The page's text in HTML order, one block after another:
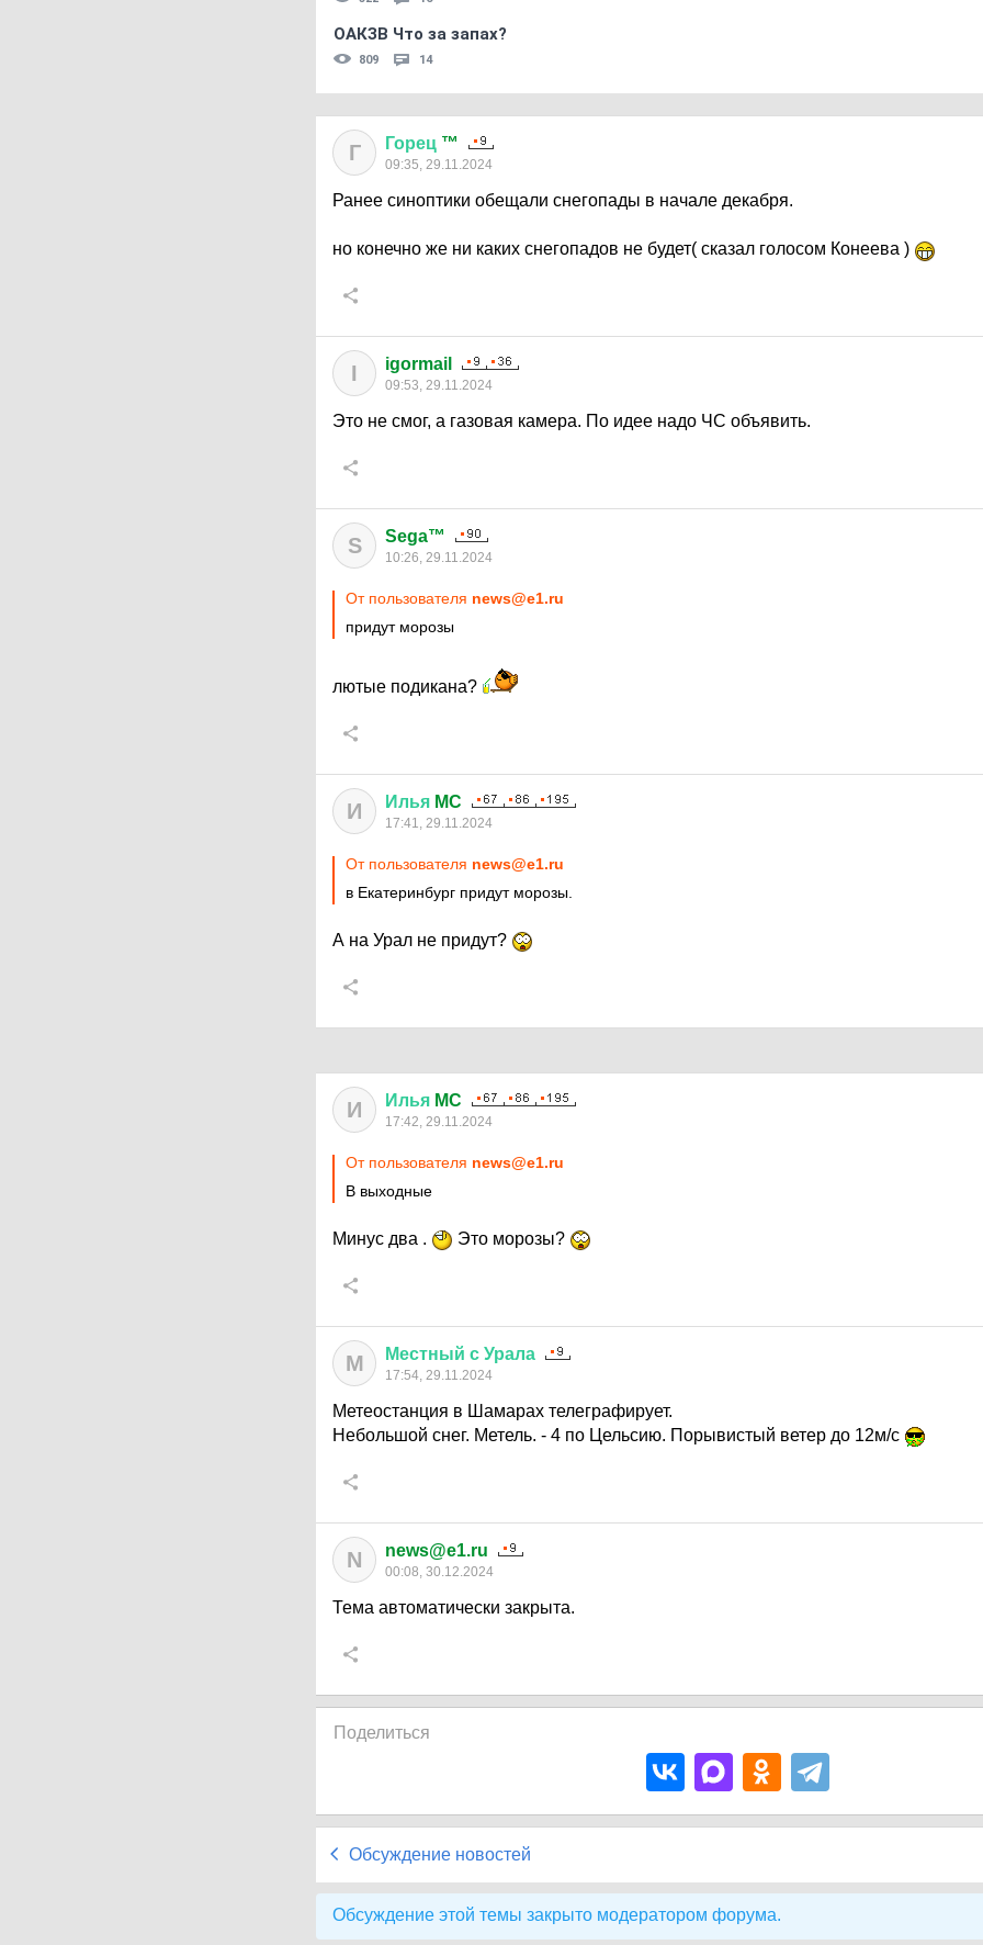
ОАКЗВ Что за запах?
809 14
Г Горец ™
09:35, 29.11.2024
Ранее синоптики обещали снегопады в начале декабря.
но конечно же ни каких снегопадов не будет( сказал голосом Конеева )
I igormail
09:53, 29.11.2024
Это не смог, а газовая камера. По идее надо ЧС объявить.
S Sega™
10:26, 29.11.2024
От пользователя news@e1.ru
придут морозы
лютые подикана?
И Илья MC
17:41, 29.11.2024
От пользователя news@e1.ru
в Екатеринбург придут морозы.
А на Урал не придут?
И Илья MC
17:42, 29.11.2024
От пользователя news@e1.ru
В выходные
Минус два . Это морозы?
М Местный с Урала
17:54, 29.11.2024
Метеостанция в Шамарах телеграфирует.
Небольшой снег. Метель. - 4 по Цельсию. Порывистый ветер до 12м/с
N news@e1.ru
00:08, 30.12.2024
Тема автоматически закрыта.
Поделиться
Обсуждение новостей
Обсуждение этой темы закрыто модератором форума.